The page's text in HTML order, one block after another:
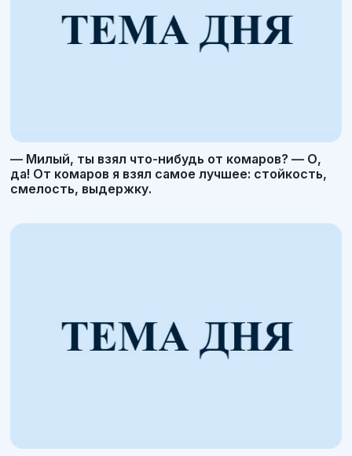
— Милый, ты взял что-нибудь от комаров? — О,
да! От комаров я взял самое лучшее: стойкость,
смелость, выдержку.